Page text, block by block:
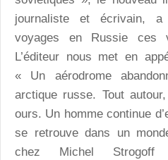
journaliste et écrivain, a
voyages en Russie ces
L’éditeur nous met en
« Un aérodrome
arctique russe. Tout
ours. Un homme continue
se retrouve dans un
chez Michel